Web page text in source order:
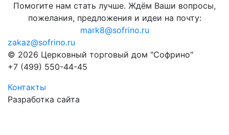
Помогите нам стать лучше. Ждём Ваши вопросы,
пожелания, предложения и идеи на почту:
mark8@sofrino.ru
zakaz@sofrino.ru
© 2026 Церковный торговый дом "Софрино"
+7 (499) 550-44-45
Контакты
Разработка сайта